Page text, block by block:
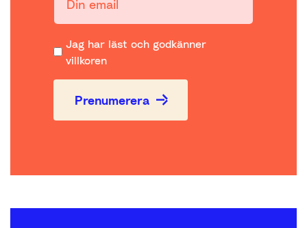
Jag har läst och godkänner
villkoren
Prenumerera